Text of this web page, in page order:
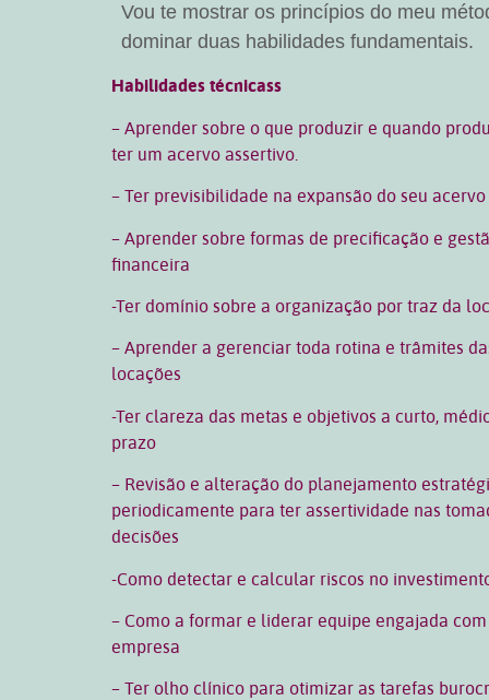
Vou te mostrar os princípios do meu
dominar duas habilidades fundamentais.
Habilidades técnicass
– Aprender sobre o que produzir e quando
ter um acervo assertivo.
– Ter previsibilidade na expansão do seu acervo
– Aprender sobre formas de precificação e
financeira
-Ter domínio sobre a organização por traz da
– Aprender a gerenciar toda rotina e trâmites
locações
-Ter clareza das metas e objetivos a curto,
prazo
– Revisão e alteração do planejamento
periodicamente para ter assertividade nas
decisões
-Como detectar e calcular riscos no
– Como a formar e liderar equipe engajada com
empresa
– Ter olho clínico para otimizar as tarefas